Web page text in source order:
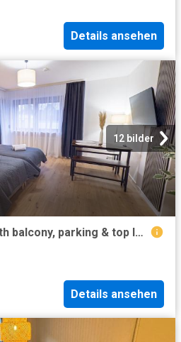
Details ansehen
12 bilder
Modern 2 room flat with balcony, parking & top location Perfect for tourists & business travellers, WiFi and TV 4K, Bremen Amsterdam Apartments for Rent
Details ansehen